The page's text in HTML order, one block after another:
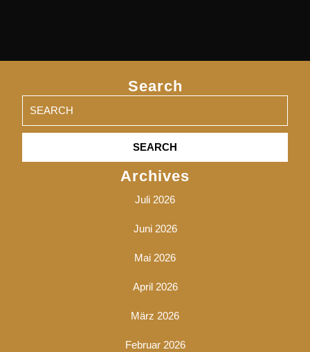
Search
for:
Archives
Juli 2026
Juni 2026
Mai 2026
April 2026
März 2026
Februar 2026